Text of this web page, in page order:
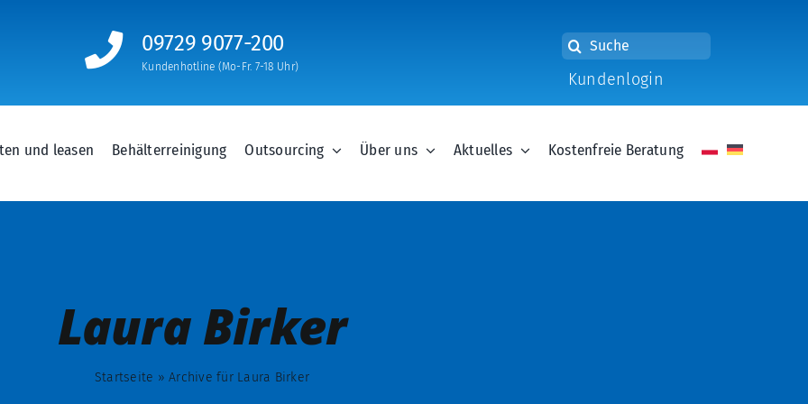
09729 9077-200
Kundenhotline (Mo-Fr. 7-18 Uhr)
Suche
nach:
Kundenlogin
und leasen Behälterreinigung Outsourcing Über uns Aktuelles Kostenfreie Beratung
Laura Birker
Startseite »Archive für Laura Birker